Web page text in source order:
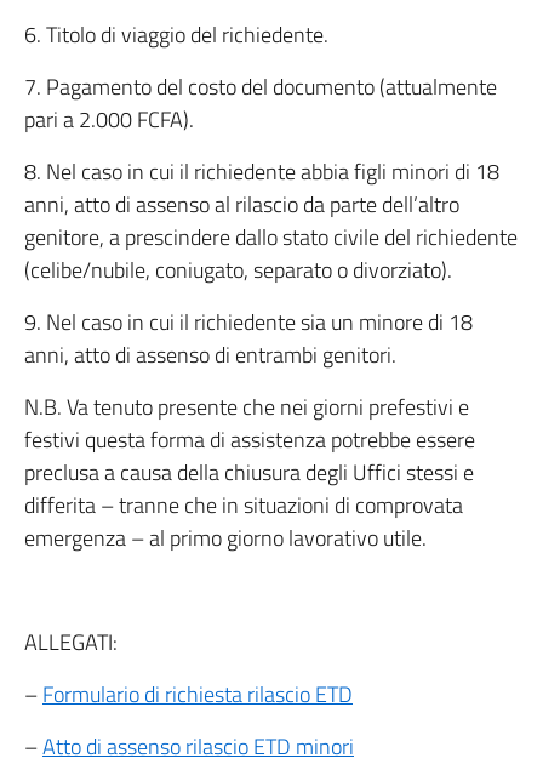
6. Titolo di viaggio del richiedente.
7. Pagamento del costo del documento (attualmente
pari a 2.000 FCFA).
8. Nel caso in cui il richiedente abbia figli minori di 18
anni, atto di assenso al rilascio da parte dell’altro
genitore, a prescindere dallo stato civile del richiedente
(celibe/nubile, coniugato, separato o divorziato).
9. Nel caso in cui il richiedente sia un minore di 18
anni, atto di assenso di entrambi genitori.
N.B. Va tenuto presente che nei giorni prefestivi e
festivi questa forma di assistenza potrebbe essere
preclusa a causa della chiusura degli Uffici stessi e
differita – tranne che in situazioni di comprovata
emergenza – al primo giorno lavorativo utile.
ALLEGATI:
–Formulario di richiesta rilascio ETD
–Atto di assenso rilascio ETD minori